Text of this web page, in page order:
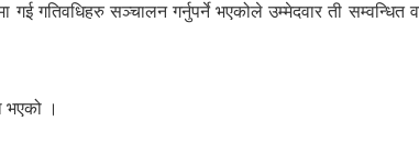
सञ्चालन गर्नुपर्ने भएकोले उम्मेदवार ती सम्वन्धित
भएको ।